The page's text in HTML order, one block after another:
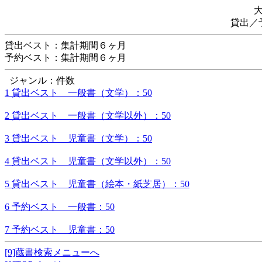
貸出／
貸出ベスト：集計期間６ヶ月
予約ベスト：集計期間６ヶ月
ジャンル：件数
1 貸出ベスト 一般書（文学）：50
2 貸出ベスト 一般書（文学以外）：50
3 貸出ベスト 児童書（文学）：50
4 貸出ベスト 児童書（文学以外）：50
5 貸出ベスト 児童書（絵本・紙芝居）：50
6 予約ベスト 一般書：50
7 予約ベスト 児童書：50
[9]蔵書検索メニューへ